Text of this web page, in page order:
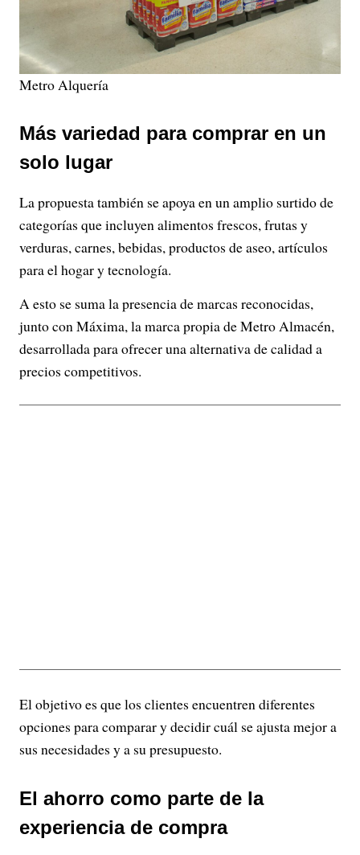
Metro Alquería
Más variedad para comprar en un
solo lugar
La propuesta también se apoya en un amplio surtido de
categorías que incluyen alimentos frescos, frutas y
verduras, carnes, bebidas, productos de aseo, artículos
para el hogar y tecnología.
A esto se suma la presencia de marcas reconocidas,
junto con Máxima, la marca propia de Metro Almacén,
desarrollada para ofrecer una alternativa de calidad a
precios competitivos.
El objetivo es que los clientes encuentren diferentes
opciones para comparar y decidir cuál se ajusta mejor a
sus necesidades y a su presupuesto.
El ahorro como parte de la
experiencia de compra